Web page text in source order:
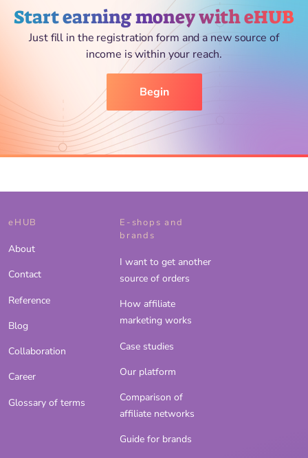
Start earning money with eHUB
Just fill in the registration form and a new source of
income is within your reach.
Begin
eHUB
About
Contact
Reference
Blog
Collaboration
Career
Glossary of terms
E-shops and
brands
I want to get another
source of orders
How affiliate
marketing works
Case studies
Our platform
Comparison of
affiliate networks
Guide for brands